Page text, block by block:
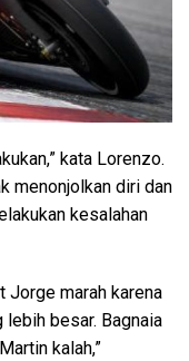
kata Lorenzo.
menonjolkan diri dan
kesalahan
Jorge marah karena
lebih besar. Bagnaia
kalah,”